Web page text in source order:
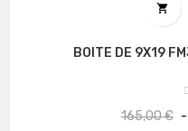

BOITE DE 9X19
Prix
165,00 €